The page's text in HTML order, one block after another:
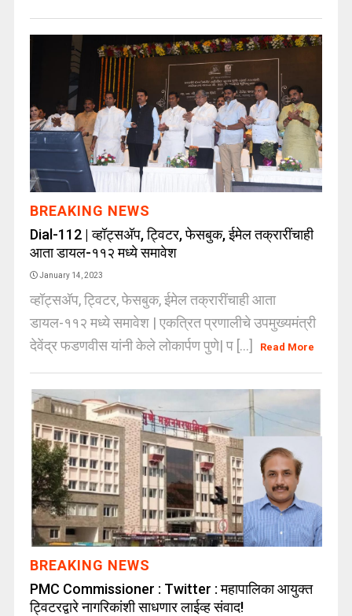
BREAKING NEWS
Dial-112 | व्हॉट्सअ‍ॅप, ट्विटर, फेसबुक, ईमेल तक्रारींचाही
आता डायल-११२ मध्ये समावेश
January 14, 2023
व्हॉट्सअ‍ॅप, ट्विटर, फेसबुक, ईमेल तक्रारींचाही आता
डायल-११२ मध्ये समावेश | एकत्रित प्रणालीचे उपमुख्यमंत्री
देवेंद्र फडणवीस यांनी केले लोकार्पण पुणे| प [...]
Read More
BREAKING NEWS
PMC Commissioner : Twitter : महापालिका आयुक्त
ट्विटरद्वारे नागरिकांशी साधणार लाईव्ह संवाद!